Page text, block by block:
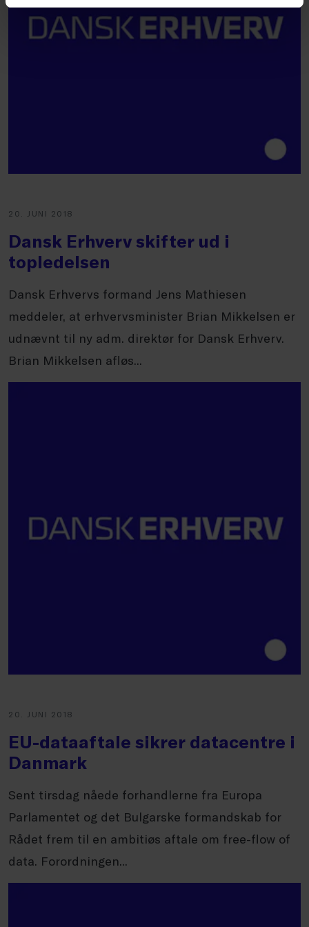
20. JUNI 2018
Dansk Erhverv skifter ud i
topledelsen
Dansk Erhvervs formand Jens Mathiesen
meddeler, at erhvervsminister Brian Mikkelsen er
udnævnt til ny adm. direktør for Dansk Erhverv.
Brian Mikkelsen afløs...
20. JUNI 2018
EU-dataaftale sikrer datacentre i
Danmark
Sent tirsdag nåede forhandlerne fra Europa
Parlamentet og det Bulgarske formandskab for
Rådet frem til en ambitiøs aftale om free-flow of
data. Forordningen...